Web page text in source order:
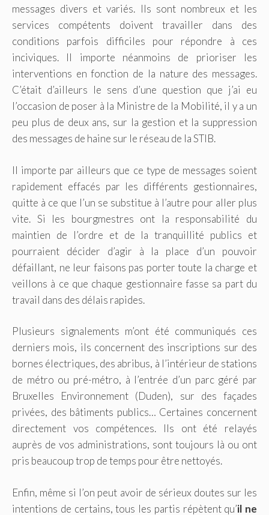
messages divers et variés. Ils sont nombreux et les
services compétents doivent travailler dans des
conditions parfois difficiles pour répondre à ces
inciviques. Il importe néanmoins de prioriser les
interventions en fonction de la nature des messages.
C’était d’ailleurs le sens d’une question que j’ai eu
l’occasion de poser à la Ministre de la Mobilité, il y a un
peu plus de deux ans, sur la gestion et la suppression
des messages de haine sur le réseau de la STIB.
Il importe par ailleurs que ce type de messages soient
rapidement effacés par les différents gestionnaires,
quitte à ce que l’un se substitue à l’autre pour aller plus
vite. Si les bourgmestres ont la responsabilité du
maintien de l’ordre et de la tranquillité publics et
pourraient décider d’agir à la place d’un pouvoir
défaillant, ne leur faisons pas porter toute la charge et
veillons à ce que chaque gestionnaire fasse sa part du
travail dans des délais rapides.
Plusieurs signalements m’ont été communiqués ces
derniers mois, ils concernent des inscriptions sur des
bornes électriques, des abribus, à l’intérieur de stations
de métro ou pré-métro, à l’entrée d’un parc géré par
Bruxelles Environnement (Duden), sur des façades
privées, des bâtiments publics… Certaines concernent
directement vos compétences. Ils ont été relayés
auprès de vos administrations, sont toujours là ou ont
pris beaucoup trop de temps pour être nettoyés.
Enfin, même si l’on peut avoir de sérieux doutes sur les
intentions de certains, tous les partis répètent qu’il ne